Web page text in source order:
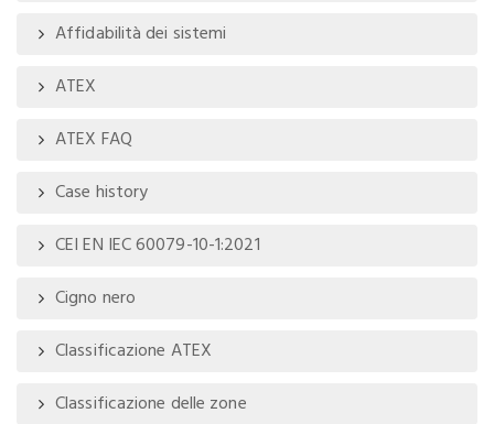
Affidabilità dei sistemi
ATEX
ATEX FAQ
Case history
CEI EN IEC 60079-10-1:2021
Cigno nero
Classificazione ATEX
Classificazione delle zone